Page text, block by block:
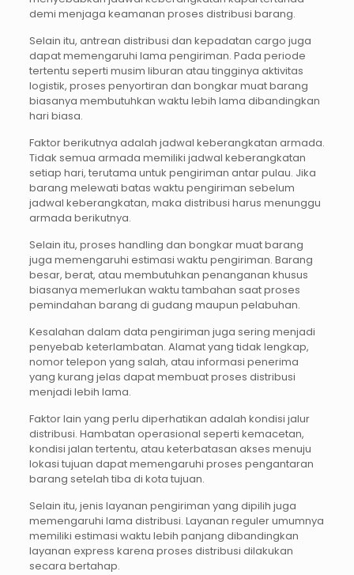
demi menjaga keamanan proses distribusi barang.
Selain itu, antrean distribusi dan kepadatan cargo juga
dapat memengaruhi lama pengiriman. Pada periode
tertentu seperti musim liburan atau tingginya aktivitas
logistik, proses penyortiran dan bongkar muat barang
biasanya membutuhkan waktu lebih lama dibandingkan
hari biasa.
Faktor berikutnya adalah jadwal keberangkatan armada.
Tidak semua armada memiliki jadwal keberangkatan
setiap hari, terutama untuk pengiriman antar pulau. Jika
barang melewati batas waktu pengiriman sebelum
jadwal keberangkatan, maka distribusi harus menunggu
armada berikutnya.
Selain itu, proses handling dan bongkar muat barang
juga memengaruhi estimasi waktu pengiriman. Barang
besar, berat, atau membutuhkan penanganan khusus
biasanya memerlukan waktu tambahan saat proses
pemindahan barang di gudang maupun pelabuhan.
Kesalahan dalam data pengiriman juga sering menjadi
penyebab keterlambatan. Alamat yang tidak lengkap,
nomor telepon yang salah, atau informasi penerima
yang kurang jelas dapat membuat proses distribusi
menjadi lebih lama.
Faktor lain yang perlu diperhatikan adalah kondisi jalur
distribusi. Hambatan operasional seperti kemacetan,
kondisi jalan tertentu, atau keterbatasan akses menuju
lokasi tujuan dapat memengaruhi proses pengantaran
barang setelah tiba di kota tujuan.
Selain itu, jenis layanan pengiriman yang dipilih juga
memengaruhi lama distribusi. Layanan reguler umumnya
memiliki estimasi waktu lebih panjang dibandingkan
layanan express karena proses distribusi dilakukan
secara bertahap.